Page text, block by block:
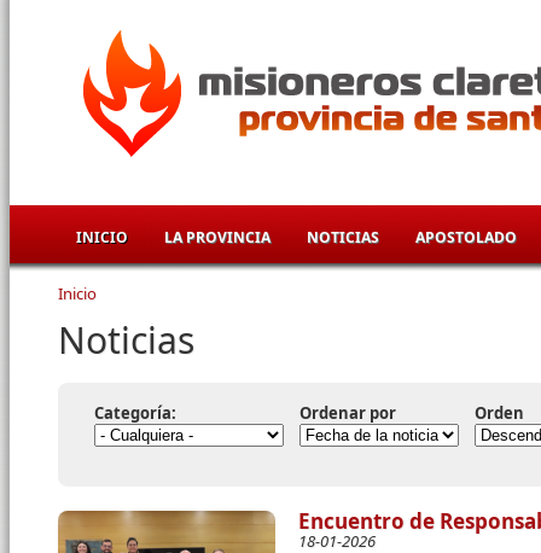
INICIO LA PROVINCIA NOTICIAS APOSTOLADO
Se encuentra usted aquí
Inicio
Noticias
Categoría: Ordenar por Orden
Encuentro de
18-01-2026